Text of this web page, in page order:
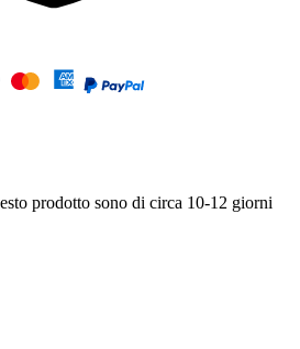
prodotto sono di circa 10-12 giorni